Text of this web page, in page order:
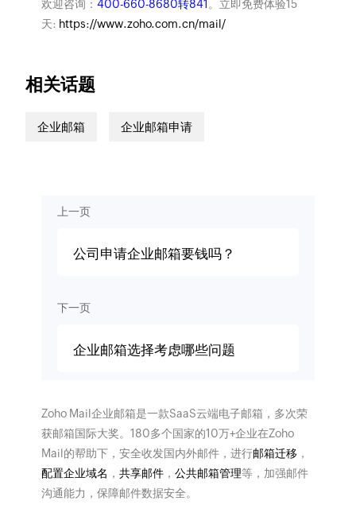
欢迎咨询： 400-660-8680转841 。立即免费体验15
天: https://www.zoho.com.cn/mail/
相关话题
企业邮箱 企业邮箱申请
上一页
公司申请企业邮箱要钱吗？
下一页
企业邮箱选择考虑哪些问题
Zoho Mail企业邮箱是一款SaaS云端电子邮箱，多次荣
获邮箱国际大奖。180多个国家的10万+企业在Zoho
Mail的帮助下，安全收发国内外邮件，进行邮箱迁移 ，
配置企业域名 ， 共享邮件， 公共邮箱管理等，加强邮件
沟通能力，保障邮件数据安全。